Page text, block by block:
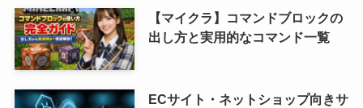
【マイクラ】コマンドブロックの
出し方と実用的なコマンド一覧
ECサイト・ネットショップ向きサ